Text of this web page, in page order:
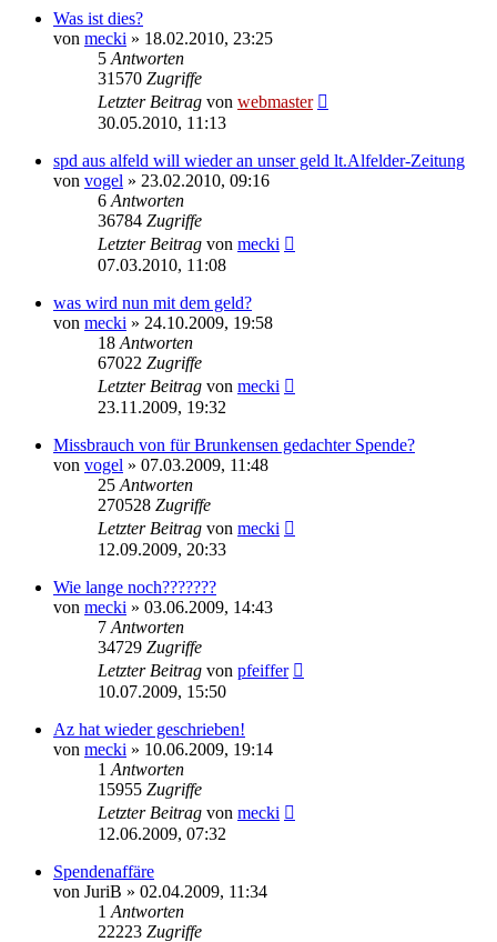
Was ist dies?
von mecki » 18.02.2010, 23:25
5 Antworten
31570 Zugriffe
Letzter Beitrag von webmaster
30.05.2010, 11:13
spd aus alfeld will wieder an unser geld lt.Alfelder-Zeitung
von vogel » 23.02.2010, 09:16
6 Antworten
36784 Zugriffe
Letzter Beitrag von mecki
07.03.2010, 11:08
was wird nun mit dem geld?
von mecki » 24.10.2009, 19:58
18 Antworten
67022 Zugriffe
Letzter Beitrag von mecki
23.11.2009, 19:32
Missbrauch von für Brunkensen gedachter Spende?
von vogel » 07.03.2009, 11:48
25 Antworten
270528 Zugriffe
Letzter Beitrag von mecki
12.09.2009, 20:33
Wie lange noch???????
von mecki » 03.06.2009, 14:43
7 Antworten
34729 Zugriffe
Letzter Beitrag von pfeiffer
10.07.2009, 15:50
Az hat wieder geschrieben!
von mecki » 10.06.2009, 19:14
1 Antworten
15955 Zugriffe
Letzter Beitrag von mecki
12.06.2009, 07:32
Spendenaffäre
von JuriB » 02.04.2009, 11:34
1 Antworten
22223 Zugriffe